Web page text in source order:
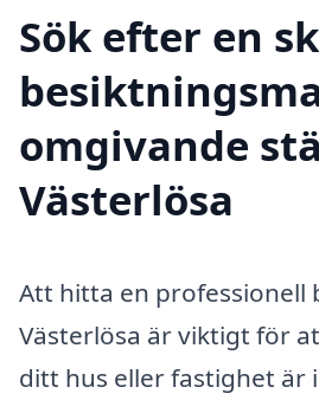
Sök efter en
omgivande
Västerlösa
Att hitta en professionell
Västerlösa är viktigt för
ditt hus eller fastighet är